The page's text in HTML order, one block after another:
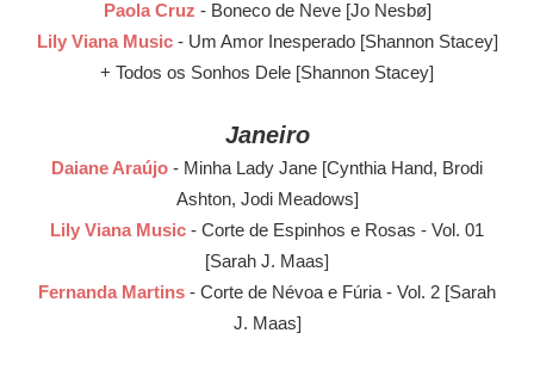
Paola Cruz - Boneco de Neve [Jo Nesbø]
Lily Viana Music - Um Amor Inesperado [Shannon Stacey]
+ Todos os Sonhos Dele [Shannon Stacey]
Janeiro
Daiane Araújo - Minha Lady Jane [Cynthia Hand, Brodi
Ashton, Jodi Meadows]
Lily Viana Music - Corte de Espinhos e Rosas - Vol. 01
[Sarah J. Maas]
Fernanda Martins - Corte de Névoa e Fúria - Vol. 2 [Sarah
J. Maas]